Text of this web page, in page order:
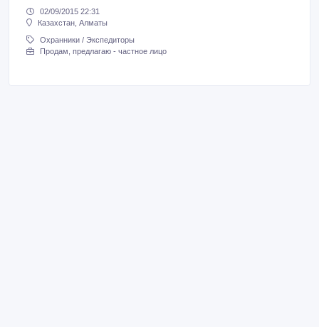
02/09/2015 22:31
Казахстан, Алматы
Охранники / Экспедиторы
Продам, предлагаю - частное лицо